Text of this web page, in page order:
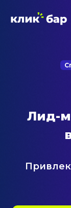
Лид-